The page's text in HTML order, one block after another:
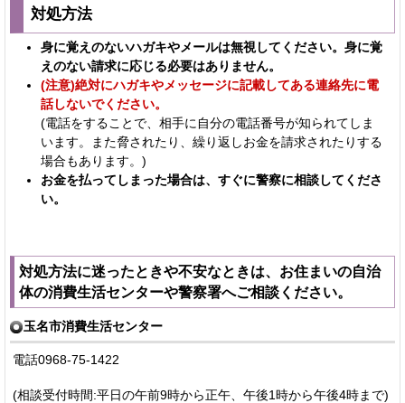
対処方法
身に覚えのないハガキやメールは無視してください。身に覚
えのない請求に応じる必要はありません。
(注意)絶対にハガキやメッセージに記載してある連絡先に電
話しないでください。
(電話をすることで、相手に自分の電話番号が知られてしま
います。また脅されたり、繰り返しお金を請求されたりする
場合もあります。)
お金を払ってしまった場合は、すぐに警察に相談してくださ
い。
対処方法に迷ったときや不安なときは、お住まいの自治
体の消費生活センターや警察署へご相談ください。
玉名市消費生活センター
電話0968-75-1422
(相談受付時間:平日の午前9時から正午、午後1時から午後4時まで)